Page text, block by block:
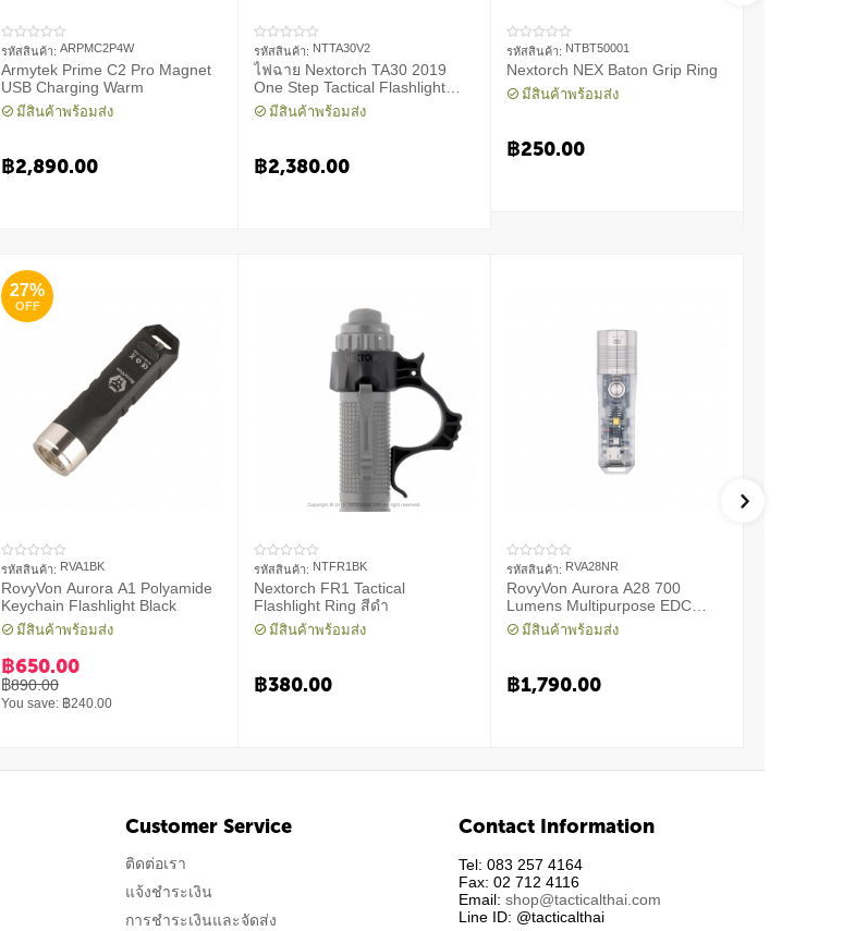
รหัสสินค้า: ARPMC2P4W
Armytek Prime C2 Pro Magnet
USB Charging Warm
มีสินค้าพร้อมส่ง
฿2,890.00
รหัสสินค้า: NTTA30V2
ไฟฉาย Nextorch TA30 2019
One Step Tactical Flashlight
1300 Lumens
มีสินค้าพร้อมส่ง
฿2,380.00
รหัสสินค้า: NTBT50001
Nextorch NEX Baton Grip Ring
มีสินค้าพร้อมส่ง
฿250.00
27%
OFF
รหัสสินค้า: RVA1BK
RovyVon Aurora A1 Polyamide
Keychain Flashlight Black
มีสินค้าพร้อมส่ง
฿890.00
฿650.00
You save: ฿240.00
รหัสสินค้า: NTFR1BK
Nextorch FR1 Tactical
Flashlight Ring สีดำ
มีสินค้าพร้อมส่ง
฿380.00
รหัสสินค้า: RVA28NR
RovyVon Aurora A28 700
Lumens Multipurpose EDC
Flashlight Nichia-Red
มีสินค้าพร้อมส่ง
฿1,790.00
Customer Service
ติดต่อเรา
แจ้งชำระเงิน
การชำระเงินและจัดส่ง
Contact Information
Tel: 083 257 4164
Fax: 02 712 4116
Email:shop@tacticalthai.com
Line ID: @tacticalthai